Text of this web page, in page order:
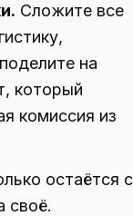
Сложите все
на
который
комиссия из
остаётся с
своё.